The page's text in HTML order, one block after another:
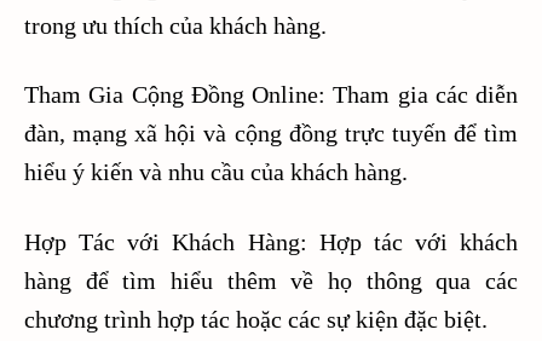
trong ưu thích của khách hàng.
Tham Gia Cộng Đồng Online: Tham gia các diễn
đàn, mạng xã hội và cộng đồng trực tuyến để tìm
hiểu ý kiến và nhu cầu của khách hàng.
Hợp Tác với Khách Hàng: Hợp tác với khách
hàng để tìm hiểu thêm về họ thông qua các
chương trình hợp tác hoặc các sự kiện đặc biệt.